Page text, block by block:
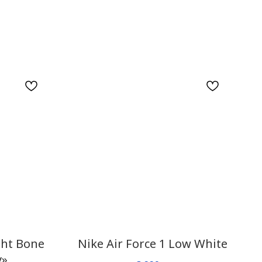
Bone
Nike Air Force 1 Low White